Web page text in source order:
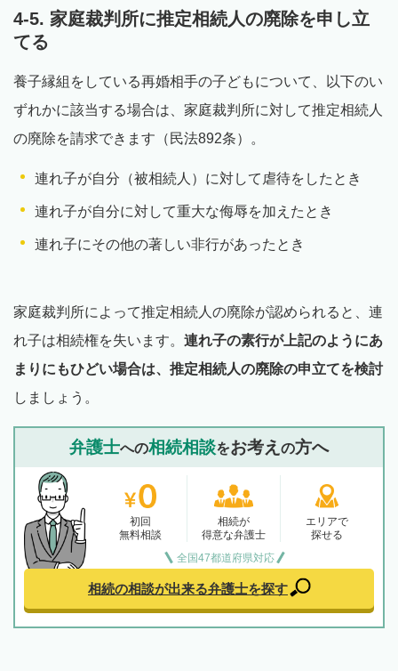
4-5. 家庭裁判所に推定相続人の廃除を申し立
てる
養子縁組をしている再婚相手の子どもについて、以下のい
ずれかに該当する場合は、家庭裁判所に対して推定相続人
の廃除を請求できます（民法892条）。
連れ子が自分（被相続人）に対して虐待をしたとき
連れ子が自分に対して重大な侮辱を加えたとき
連れ子にその他の著しい非行があったとき
家庭裁判所によって推定相続人の廃除が認められると、連
れ子は相続権を失います。 連れ子の素行が上記のようにあ
まりにもひどい場合は、推定相続人の廃除の申立てを検討
しましょう。
弁護士への相続相談をお考え の方へ
初回
無料相談
相続が
得意な弁護士
エリアで
探せる
全国47都道府県対応
相続の相談が出来る弁護士を探す